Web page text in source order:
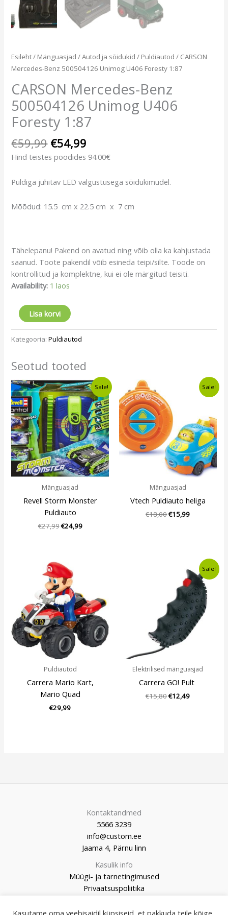
Esileht/ Mänguasjad /Autod ja sõidukid / Puldiautod / CARSON
Mercedes-Benz 500504126 Unimog U406 Foresty 1:87
CARSON Mercedes-Benz
500504126 Unimog U406
Foresty 1:87
€59,99 €54,99
Hind teistes poodides 94.00€
Puldiga juhitav LED valgustusega sõidukimudel.
Mõõdud: 15.5 cm x 22.5 cm x 7 cm
Tähelepanu! Pakend on avatud ning võib olla ka kahjustada
saanud. Toote pakendil võib esineda teipi/silte. Toode on
kontrollitud ja komplektne, kui ei ole märgitud teisiti.
Availability: 1 laos
Lisa korvi
Kategooria:Puldiautod
Seotud tooted
Sale!
Mänguasjad
Revell Storm Monster
Puldiauto
€27,99
Algne
hind
oli:
€27,99.
€24,99
Current
price
is:
€24,99.
Sale!
Mänguasjad
Vtech Puldiauto heliga
€18,00
€18,00.
€15,99
Current
price
Puldiautod
Carrera Mario Kart,
Mario Quad
€29,99
Sale!
Elektrilised mänguasjad
Carrera GO! Pult
€15,80
€15,80.
€12,49
Current
price
is:
€12,49.
Kontaktandmed
5566 3239
info@custom.ee
Jaama 4, Pärnu linn
Kasulik info
Müügi- ja tarnetingimused
Privaatsuspoliitika
Kasutame oma veebisaidil küpsiseid, et pakkuda teile kõige